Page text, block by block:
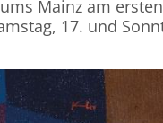
Mainz am ersten
17. und